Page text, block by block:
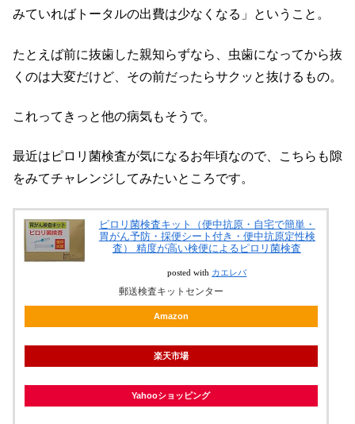
みていればトータルの出費は少なくなる」ということ。
たとえば前に抜歯した親知らずなら、虫歯になってから抜
くのは大変だけど、その前だったらサクッと抜けるもの。
これってきっと他の病気もそうで。
最近はピロリ菌検査が気になるお年頃なので、こちらも隙
をみてチャレンジしてみたいところです。
ピロリ菌検査キット（便中抗原・自宅で簡単・
胃がん予防・採便シート付き・便中抗原定性検
査） 精度が高い検便によるピロリ菌検査
posted with カエレバ
郵送検査キットセンター
Amazon
楽天市場
Yahooショッピング